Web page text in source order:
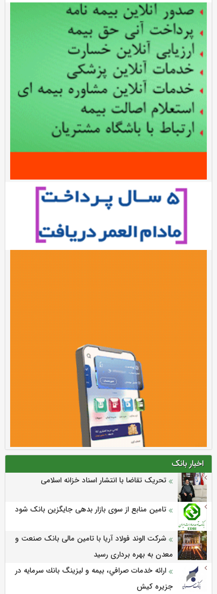
اخبار بانک
تحریک تقاضا با انتشار اسناد خزانه اسلامی
تامین منابع از سوی بازار بدهی جایگزین بانک شود
شرکت الوند فولاد آریا با تامین مالی بانک صنعت و
معدن به بهره برداری رسید
ارائه خدمات صرافي، بيمه و ليزينگ بانك سرمايه در
جزيره كيش